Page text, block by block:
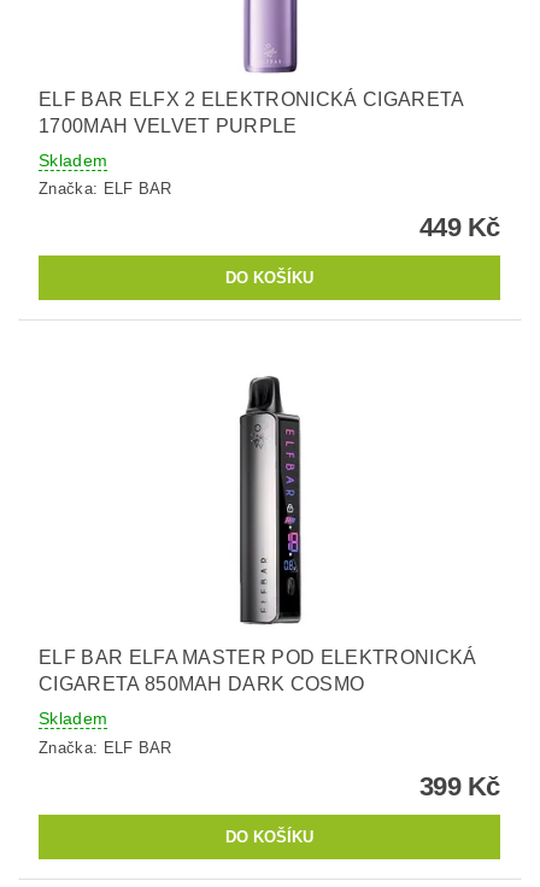
ELF BAR ELFX 2 ELEKTRONICKÁ CIGARETA
1700MAH VELVET PURPLE
Skladem
Značka: ELF BAR
449 Kč
ELF BAR ELFA MASTER POD ELEKTRONICKÁ
CIGARETA 850MAH DARK COSMO
Skladem
Značka: ELF BAR
399 Kč